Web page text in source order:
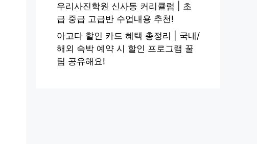
우리사진학원 신사동 커리큘럼 | 초
급 중급 고급반 수업내용 추천!
아고다 할인 카드 혜택 총정리 | 국내/
해외 숙박 예약 시 할인 프로그램 꿀
팁 공유해요!